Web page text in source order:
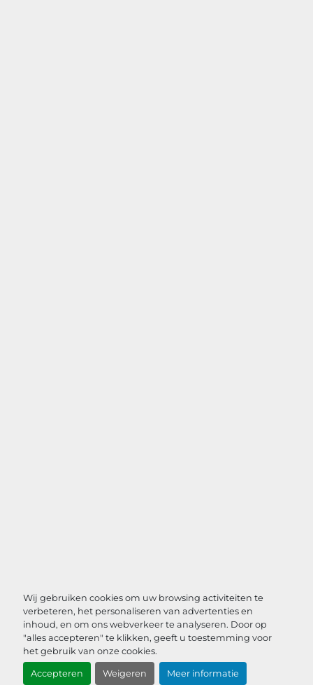
Wij gebruiken cookies om uw browsing activiteiten te
verbeteren, het personaliseren van advertenties en
inhoud, en om ons webverkeer te analyseren. Door op
"alles accepteren" te klikken, geeft u toestemming voor
het gebruik van onze cookies.
Accepteren Weigeren Meer informatie